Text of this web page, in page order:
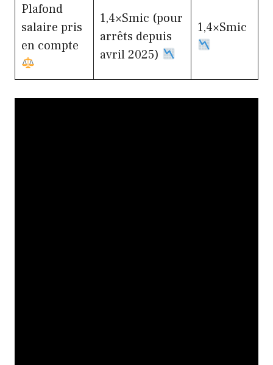
Plafond
salaire pris
en compte
1,4×Smic (pour
arrêts depuis
avril 2025)
1,4×Smic